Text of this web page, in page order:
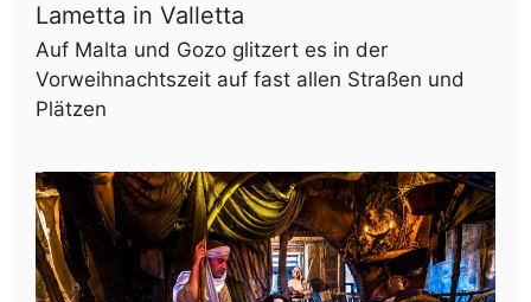
Lametta in Valletta
Auf Malta und Gozo glitzert es in der
Vorweihnachtszeit auf fast allen Straßen und
Plätzen